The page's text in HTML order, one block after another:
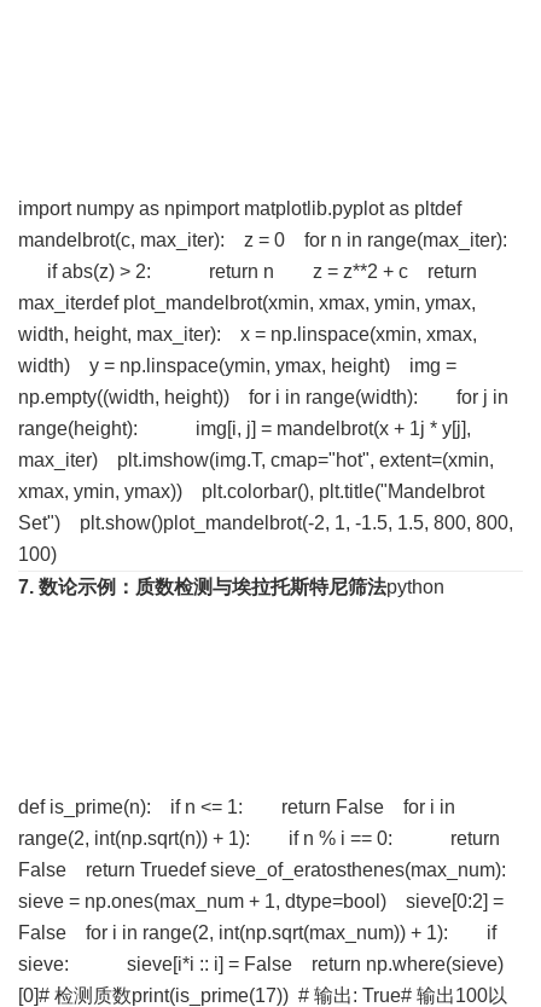
import numpy as npimport matplotlib.pyplot as pltdef
mandelbrot(c, max_iter): z = 0 for n in range(max_iter):
if abs(z) > 2: return n z = z**2 + c return
max_iterdef plot_mandelbrot(xmin, xmax, ymin, ymax,
width, height, max_iter): x = np.linspace(xmin, xmax,
width) y = np.linspace(ymin, ymax, height) img =
np.empty((width, height)) for i in range(width): for j in
range(height): img[i, j] = mandelbrot(x + 1j * y[j],
max_iter) plt.imshow(img.T, cmap="hot", extent=(xmin,
xmax, ymin, ymax)) plt.colorbar(), plt.title("Mandelbrot
Set") plt.show()plot_mandelbrot(-2, 1, -1.5, 1.5, 800, 800,
100)
7. 数论示例：质数检测与埃拉托斯特尼筛法python
def is_prime(n): if n <= 1: return False for i in
range(2, int(np.sqrt(n)) + 1): if n % i == 0: return
False return Truedef sieve_of_eratosthenes(max_num):
sieve = np.ones(max_num + 1, dtype=bool) sieve[0:2] =
False for i in range(2, int(np.sqrt(max_num)) + 1): if
sieve: sieve[i*i :: i] = False return np.where(sieve)
[0]# 检测质数print(is_prime(17)) # 输出: True# 输出100以